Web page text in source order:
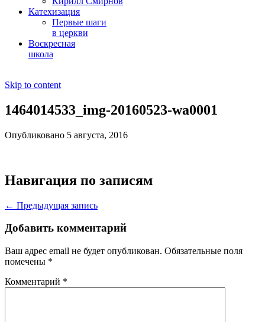
Катехизация
Первые шаги
в церкви
Воскресная
школа
Skip to content
1464014533_img-20160523-wa0001
Опубликовано 5 августа, 2016
Навигация по записям
← Предыдущая запись
Добавить комментарий
Ваш адрес email не будет опубликован. Обязательные поля
помечены *
Комментарий *